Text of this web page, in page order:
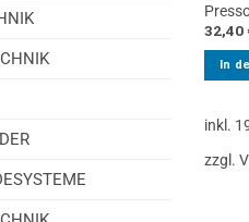
32,40
In
inkl.
zzgl.